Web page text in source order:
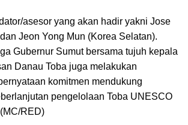
asesor yang akan hadir yakni Jose
Jeon Yong Mun (Korea Selatan).
Gubernur Sumut bersama tujuh kepala
Danau Toba juga melakukan
komitmen mendukung
pengelolaan Toba UNESCO
RED)